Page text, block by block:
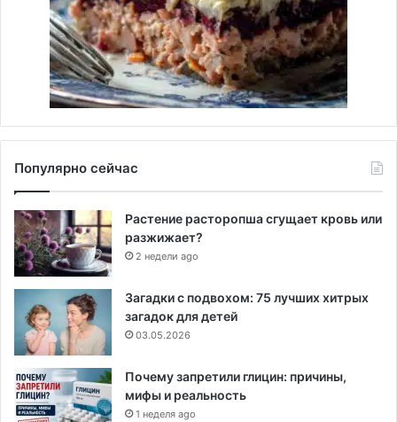
Популярно сейчас
Растение расторопша сгущает кровь или
разжижает?
2 недели ago
Загадки с подвохом: 75 лучших хитрых
загадок для детей
03.05.2026
Почему запретили глицин: причины,
мифы и реальность
1 неделя ago